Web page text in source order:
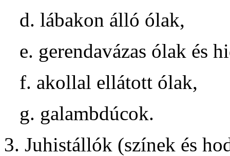
d. lábakon álló ólak,
e. gerendavázas ólak és
f. akollal ellátott ólak,
g. galambdúcok.
3. Juhistállók (színek és